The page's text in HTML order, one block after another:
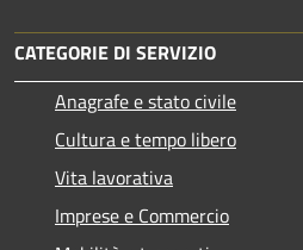
CATEGORIE DI SERVIZIO
Anagrafe e stato civile
Cultura e tempo libero
Vita lavorativa
Imprese e Commercio